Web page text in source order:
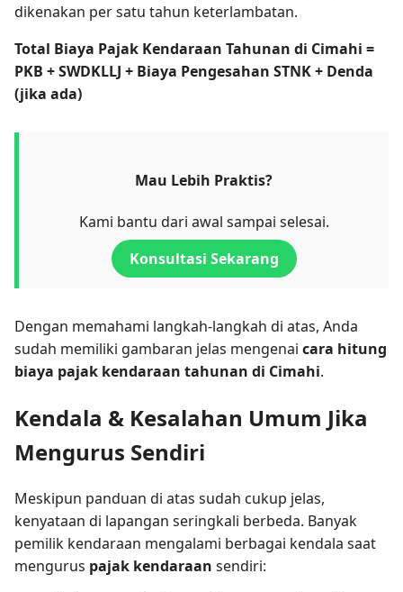
dikenakan per satu tahun keterlambatan.
Total Biaya Pajak Kendaraan Tahunan di Cimahi =
PKB + SWDKLLJ + Biaya Pengesahan STNK + Denda
(jika ada)
Mau Lebih Praktis?
Kami bantu dari awal sampai selesai.
Konsultasi Sekarang
Dengan memahami langkah-langkah di atas, Anda
sudah memiliki gambaran jelas mengenai cara hitung
biaya pajak kendaraan tahunan di Cimahi.
Kendala & Kesalahan Umum Jika
Mengurus Sendiri
Meskipun panduan di atas sudah cukup jelas,
kenyataan di lapangan seringkali berbeda. Banyak
pemilik kendaraan mengalami berbagai kendala saat
mengurus pajak kendaraan sendiri: